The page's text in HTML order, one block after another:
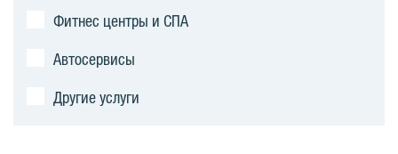
Фитнес центры и СПА
Автосервисы
Другие услуги